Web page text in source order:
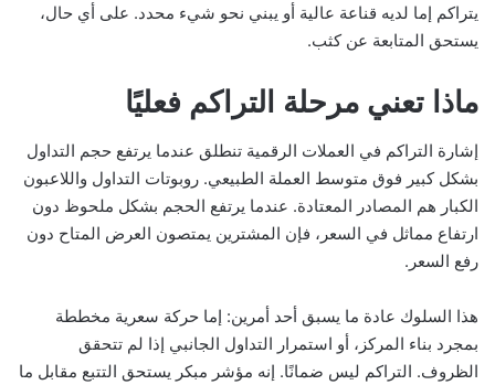
يتراكم إما لديه قناعة عالية أو يبني نحو شيء محدد. على أي حال،
يستحق المتابعة عن كثب.
ماذا تعني مرحلة التراكم فعليًا
إشارة التراكم في العملات الرقمية تنطلق عندما يرتفع حجم التداول
بشكل كبير فوق متوسط العملة الطبيعي. روبوتات التداول واللاعبون
الكبار هم المصادر المعتادة. عندما يرتفع الحجم بشكل ملحوظ دون
ارتفاع مماثل في السعر، فإن المشترين يمتصون العرض المتاح دون
رفع السعر.
هذا السلوك عادة ما يسبق أحد أمرين: إما حركة سعرية مخططة
بمجرد بناء المركز، أو استمرار التداول الجانبي إذا لم تتحقق
الظروف. التراكم ليس ضمانًا. إنه مؤشر مبكر يستحق التتبع مقابل ما